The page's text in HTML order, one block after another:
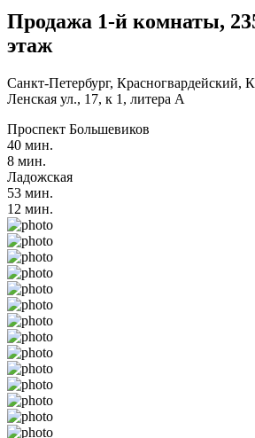
Продажа 1-й комнаты,
этаж
Санкт-Петербург, Красногвардейский,
Ленская ул., 17, к 1, литера А
Проспект Большевиков
40 мин.
8 мин.
Ладожская
53 мин.
12 мин.